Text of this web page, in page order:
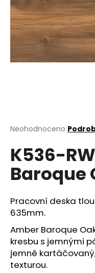
Průměrné
produktu
je
0,0
hvězdiček.
Neohodnoceno
K536-
Baroque
Pracovní deska
635mm.
Amber Baroque
kresbu s jemnými
jemně
texturou.
a
j
í
t
?
D
o
o
r
u
č
u
j
e